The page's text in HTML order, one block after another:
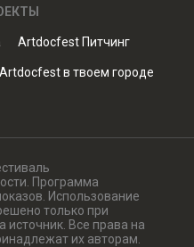
Artdocfest Питчинг
Artdocfest в твоем городе
Программа
Использование
только при
источник. Все права на
их авторам.